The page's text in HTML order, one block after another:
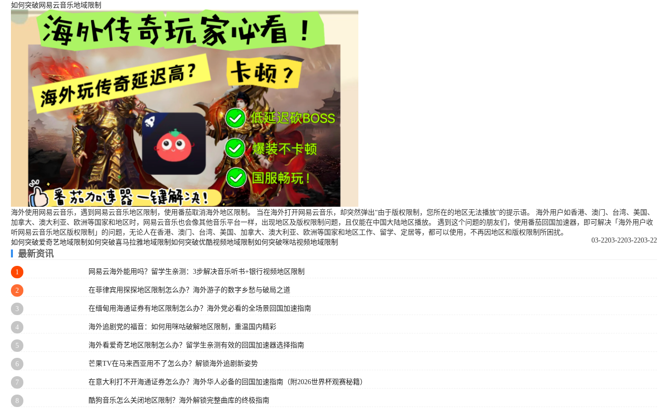
如何突破网易云音乐地域限制
海外使用网易云音乐，遇到网易云音乐地区限制，使用番茄取消海外地区限制。 当在海外打开网易云音乐，却突然弹出“由于版权限制，您所在的地区无法播放”的提示语。 海外用户如香港、澳门、台湾、美国、
加拿大、澳大利亚、欧洲等国家和地区时，网易云音乐也会像其他音乐平台一样，出现地区及版权限制问题，且仅能在中国大陆地区播放。 遇到这个问题的朋友们，使用番茄回国加速器，即可解决「海外用户收
听网易云音乐地区版权限制」的问题，无论人在香港、澳门、台湾、美国、加拿大、澳大利亚、欧洲等国家和地区工作、留学、定居等，都可以使用，不再因地区和版权限制所困扰。
如何突破爱奇艺地域限制
03-22
如何突破喜马拉雅地域限制 03-22
如何突破优酷视频地域限制 03-22
如何突破咪咕视频地域限制 03-22
最新资讯
1 网易云海外能用吗？留学生亲测：3步解决音乐听书+银行视频地区限制
2 在菲律宾用探探地区限制怎么办？海外游子的数字乡愁与破局之道
3 在缅甸用海通证券有地区限制怎么办？海外党必看的全场景回国加速指南
4 海外追剧党的福音：如何用咪咕破解地区限制，重温国内精彩
5 海外看爱奇艺地区限制怎么办？留学生亲测有效的回国加速器选择指南
6 芒果TV在马来西亚用不了怎么办？解锁海外追剧新姿势
7 在意大利打不开海通证券怎么办？海外华人必备的回国加速指南（附2026世界杯观赛秘籍）
8 酷狗音乐怎么关闭地区限制？海外解锁完整曲库的终极指南